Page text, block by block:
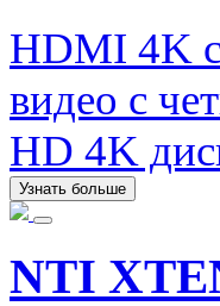
HDMI 4K
видео с
HD 4K
Узнать больше
NTI